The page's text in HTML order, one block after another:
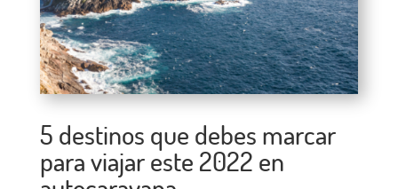
5 destinos que debes marcar
para viajar este 2022 en